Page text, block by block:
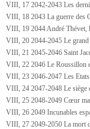
VIII, 17 2042-2043 Les
VIII, 18 2043 La guerre des
VIII, 19 2044 André Thévet,
VIII, 20 2044-2045 Le grand
VIII, 21 2045-2046 Saint
VIII, 22 2046 Le Roussillon
VIII, 23 2046-2047 Les Etats
VIII, 24 2047-2048 Le siège
VIII, 25 2048-2049 Cœur
VIII, 26 2049 Incunables
VIII, 27 2049-2050 La mort